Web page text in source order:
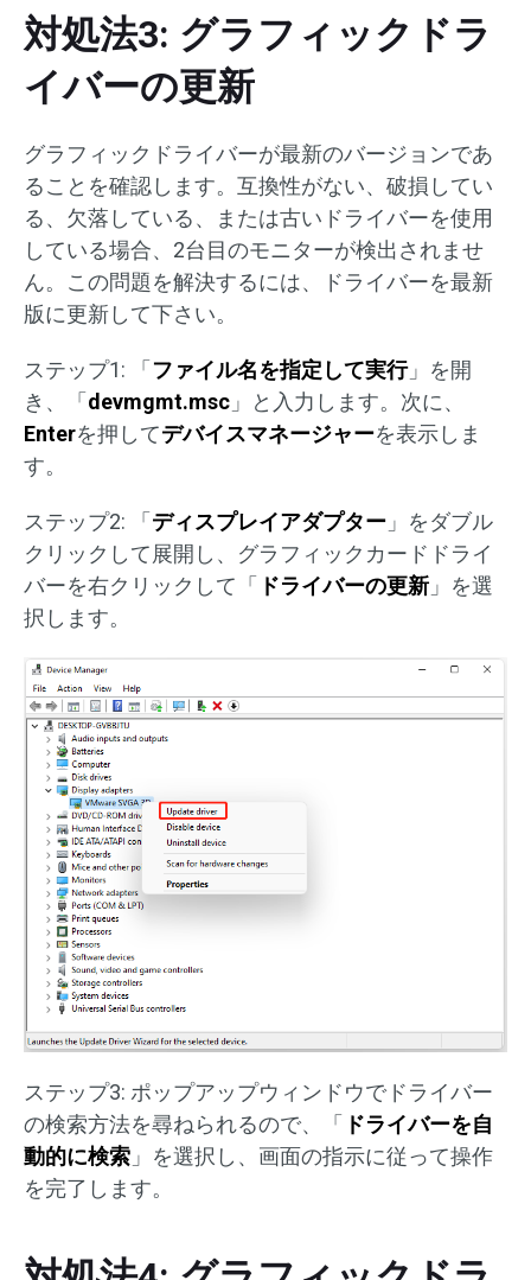
対処法3: グラフィックドラ
イバーの更新
グラフィックドライバーが最新のバージョンであ
ることを確認します。互換性がない、破損してい
る、欠落している、または古いドライバーを使用
している場合、2台目のモニターが検出されませ
ん。この問題を解決するには、ドライバーを最新
版に更新して下さい。
ステップ1: 「 ファイル名を指定して実行」を開
き、「 devmgmt.msc 」と入力します。次に、
Enterを押してデバイスマネージャーを表示しま
す。
ステップ2: 「 ディスプレイアダプター 」をダブル
クリックして展開し、グラフィックカードドライ
バーを右クリックして「 ドライバーの更新 」を選
択します。
ステップ3: ポップアップウィンドウでドライバー
の検索方法を尋ねられるので、「 ドライバーを自
動的に検索 」を選択し、画面の指示に従って操作
を完了します。